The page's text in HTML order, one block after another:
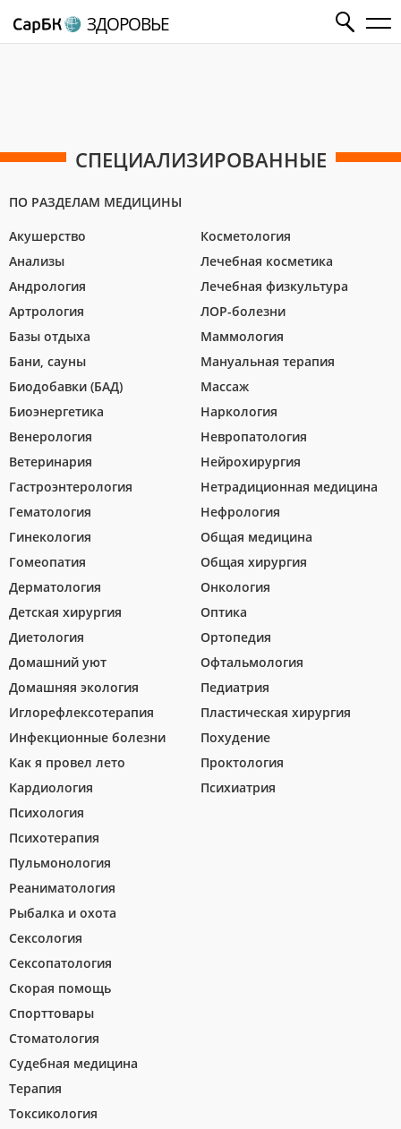
ЗДОРОВЬЕ
СПЕЦИАЛИЗИРОВАННЫЕ
ПО РАЗДЕЛАМ МЕДИЦИНЫ
Акушерство
Анализы
Андрология
Артрология
Базы отдыха
Бани, сауны
Биодобавки (БАД)
Биоэнергетика
Венерология
Ветеринария
Гастроэнтерология
Гематология
Гинекология
Гомеопатия
Дерматология
Детская хирургия
Диетология
Домашний уют
Домашняя экология
Иглорефлексотерапия
Инфекционные болезни
Как я провел лето
Кардиология
Косметология
Лечебная косметика
Лечебная физкультура
ЛОР-болезни
Маммология
Мануальная терапия
Массаж
Наркология
Невропатология
Нейрохирургия
Нетрадиционная медицина
Нефрология
Общая медицина
Общая хирургия
Онкология
Оптика
Ортопедия
Офтальмология
Педиатрия
Пластическая хирургия
Похудение
Проктология
Психиатрия
Психология
Психотерапия
Пульмонология
Реаниматология
Рыбалка и охота
Сексология
Сексопатология
Скорая помощь
Спорттовары
Стоматология
Судебная медицина
Терапия
Токсикология